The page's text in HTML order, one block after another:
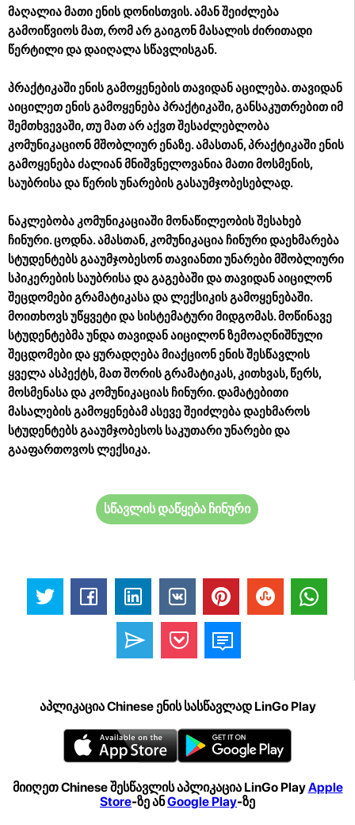
მაღალია მათი ენის დონისთვის. ამან შეიძლება
გამოიწვიოს მათ, რომ არ გაიგონ მასალის ძირითადი
წერტილი და დაიღალა სწავლისგან.
პრაქტიკაში ენის გამოყენების თავიდან აცილება. თავიდან
აიცილეთ ენის გამოყენება პრაქტიკაში, განსაკუთრებით იმ
შემთხვევაში, თუ მათ არ აქვთ შესაძლებლობა
კომუნიკაციონ მშობლიურ ენაზე. ამასთან, პრაქტიკაში ენის
გამოყენება ძალიან მნიშვნელოვანია მათი მოსმენის,
საუბრისა და წერის უნარების გასაუმჯობესებლად.
ნაკლებობა კომუნიკაციაში მონაწილეობის შესახებ
ჩინური. ცოდნა. ამასთან, კომუნიკაცია ჩინური დაეხმარება
სტუდენტებს გააუმჯობესონ თავიანთი უნარები მშობლიური
სპიკერების საუბრისა და გაგებაში და თავიდან აიცილონ
შეცდომები გრამატიკასა და ლექსიკის გამოყენებაში.
მოითხოვს უწყვეტი და სისტემატური მიდგომას. მოწინავე
სტუდენტებმა უნდა თავიდან აიცილონ ზემოაღნიშნული
შეცდომები და ყურადღება მიაქციონ ენის შესწავლის
ყველა ასპექტს, მათ შორის გრამატიკას, კითხვას, წერს,
მოსმენასა და კომუნიკაციას ჩინური. დამატებითი
მასალების გამოყენებამ ასევე შეიძლება დაეხმაროს
სტუდენტებს გააუმჯობესოს საკუთარი უნარები და
გააფართოვოს ლექსიკა.
სწავლის დაწყება ჩინური
აპლიკაცია Chinese ენის სასწავლად LinGo Play
მიიღეთ Chinese შესწავლის აპლიკაცია LinGo PlayApple
Store-ზე ანGoogle Play-ზე